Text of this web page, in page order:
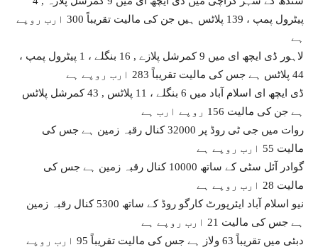
پیٹرول پمپ ، 139 پلاٹس ہیں جن کی مالیت تقریباً 300 ارب روپے
ہے
لاہور ڈی ایچھ ای میں 9 کمرشل پلازے , 16 بنگلے ، 1 پیٹرول پمپ ،
44 پلاٹس ہے جس کی مالیت تقریباً 283 ارب روپے ہے
ڈی ایچھ ای اسلام آباد میں 6 بنگلے ، 11 پلاٹس , 43 کمرشل پلاٹس
ہے جن کی مالیت 156 روپے ارب ہے
روات میں جی ٹی روڈ پر 32000 کنال رقبہ زمین ہے جس کی
مالیت 55 ارب روپے ہے
گوادر آئل سٹی کے ساتھ 10000 کنال رقبہ زمین ہے جس کی
مالیت 28 ارب روپے ہے
نیو اسلام آباد ایئرپورٹ کارگو روڈ کے ساتھ 5300 کنال رقبہ زمین
ہے جس کی مالیت 21 ارب روپے ہے
دبئی میں تقریباً 63 ولاز ہے جس کی مالیت تقریباً 95 ارب روپے